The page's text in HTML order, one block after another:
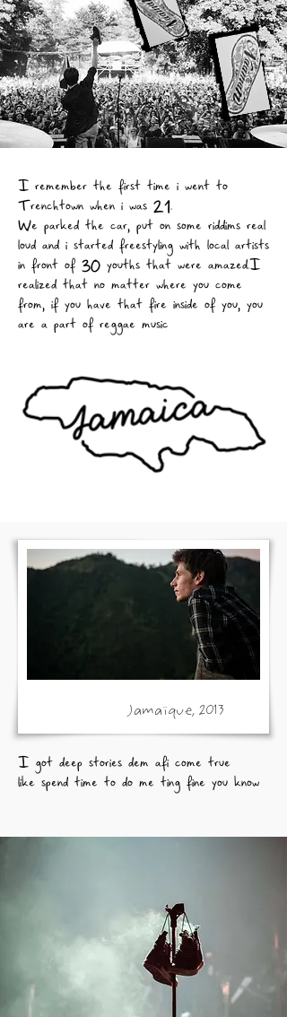
I remember the first time i went to
Trenchtown when i was 21.
We parked the car, put on some riddims real
loud and i started freestyling with local artists
in front of 30 youths that were amazed.I
realized that no matter where you come
from, if you have that fire inside of you, you
are a part of reggae music
Jamaïque, 2013
I got deep stories dem afi come true
like spend time to do me ting fine you know